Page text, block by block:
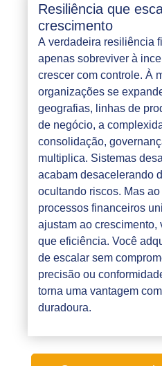
Resiliência que
crescimento
A verdadeira resiliência
apenas sobreviver à
crescer com controle. À
organizações se
geografias, linhas de
de negócio, a
consolidação,
multiplica. Sistemas
acabam desacelerando
ocultando riscos. Mas
processos financeiros
ajustam ao crescimento,
que eficiência. Você
de escalar sem
precisão ou
torna uma vantagem
duradoura.